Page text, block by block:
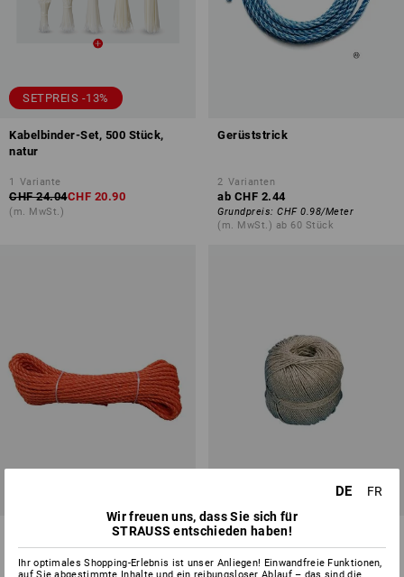
SETPREIS -13%
Kabelbinder-Set, 500 Stück,
natur
1 Variante
CHF 24.04CHF 20.90
(m. MwSt.)
Gerüststrick
2 Varianten
ab CHF 2.44
Grundpreis: CHF 0.98/Meter
(m. MwSt.) ab 60 Stück
Hanfschnur
DE
FR
Wir freuen uns, dass Sie sich für
STRAUSS entschieden haben!
Ihr optimales Shopping-Erlebnis ist unser Anliegen! Einwandfreie Funktionen,
auf Sie abgestimmte Inhalte und ein reibungsloser Ablauf – das sind die